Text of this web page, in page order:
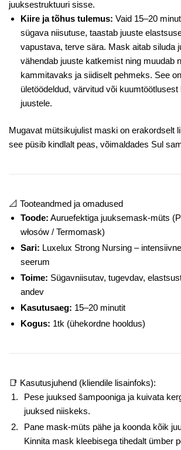
juuksestruktuuri sisse.
Kiire ja tõhus tulemus: Vaid 15–20
sügava niisutuse, taastab juuste
vapustava, terve sära. Mask aitab siluda
vähendab juuste katkemist ning muudab
kammitavaks ja siidiselt pehmeks. See
ületöödeldud, värvitud või kuumtöötlusest
juustele.
Mugavat mütsikujulist maski on erakordselt
see püsib kindlalt peas, võimaldades Sul
📐 Tooteandmed ja omadused
Toode: Auruefektiga juuksemask-müts
włosów / Termomask)
Sari: Luxelux Strong Nursing –
seerum
Toime: Sügavniisutav, tugevdav,
andev
Kasutusaeg: 15–20 minutit
Kogus: 1tk (ühekordne hooldus)
📑 Kasutusjuhend (kliendile lisainfoks):
Pese juuksed šampooniga ja kuivata
juuksed niiskeks.
Pane mask-müts pähe ja koonda kõik
Kinnita mask kleebisega tihedalt ümber